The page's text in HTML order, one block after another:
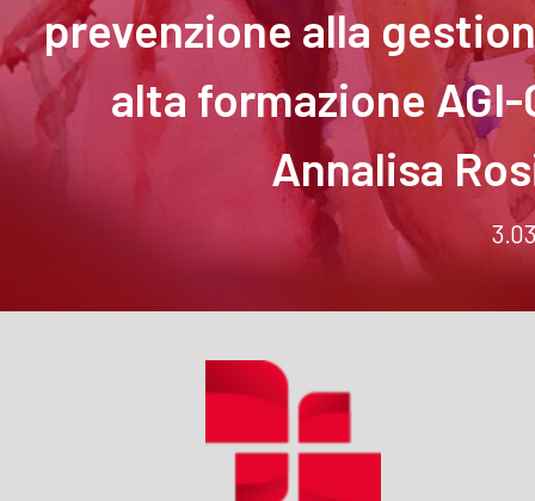
prevenzione alla
alta formazione
Annalisa